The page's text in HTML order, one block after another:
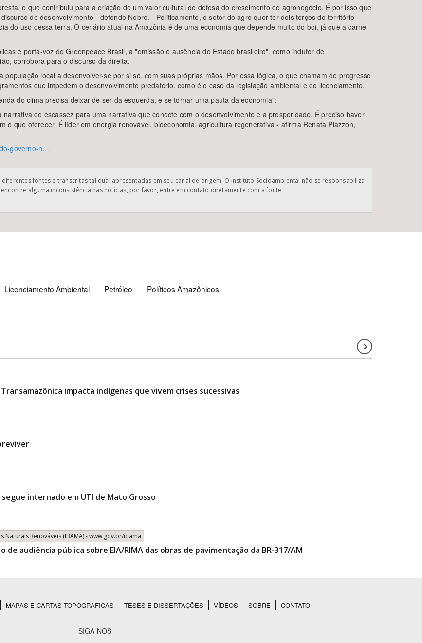
o que contribuiu para a criação de um valor cultural de defesa do crescimento do agronegócio. É por isso que
de desenvolvimento - defende Nobre. - Politicamente, o setor do agro quer ter dois terços do território
do uso dessa terra. O cenário atual na Amazônia é de uma economia que depende muito do boi, já que a carne
e porta-voz do Greenpeace Brasil, a "omissão e ausência do Estado brasileiro", como indutor de
corrobora para o discurso da direita.
local a desenvolver-se por si só, com suas próprias mãos. Por essa lógica, o que chamam de progresso
que impedem o desenvolvimento predatório, como é o caso da legislação ambiental e do licenciamento.
do clima precisa deixar de ser da esquerda, e se tornar uma pauta da economia":
de escassez para uma narrativa que conecte com o desenvolvimento e a prosperidade. É preciso haver
o que oferecer. É líder em energia renovável, bioeconomia, agricultura regenerativa - afirma Renata Piazzon,
governo-n…
fontes e transcritas tal qual apresentadas em seu canal de origem. O Instituto Socioambiental não se responsabiliza
alguma inconsistência nas notícias, por favor, entre em contato diretamente com a fonte.
Licenciamento Ambiental Petróleo Políticos Amazônicos
impacta indígenas que vivem crises sucessivas
internado em UTI de Mato Grosso
Renováveis (IBAMA) - www.gov.br/ibama
de audiência pública sobre EIA/RIMA das obras de pavimentação da BR-317/AM
MAPAS E CARTAS TOPOGRAFICAS TESES E DISSERTAÇÕES VÍDEOS SOBRE CONTATO
SIGA-NOS